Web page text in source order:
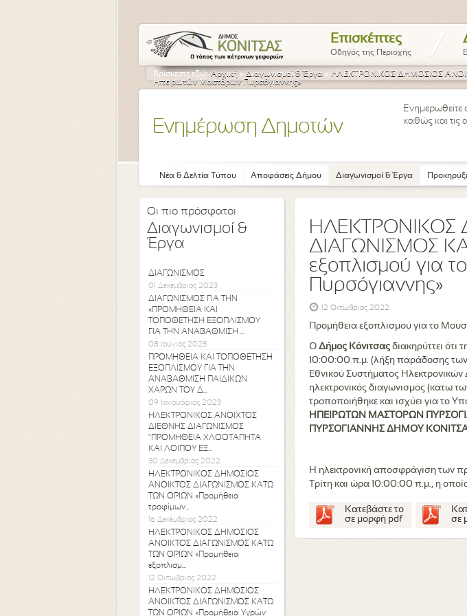
Επισκέπτες
Οδηγός της Περιοχής /
Βρίσκεστε εδώ:Αρχική » Διαγωνισμοί & Έργα » ΗΛΕΚΤΡΟΝΙΚΟΣ ΔΗΜΟΣΙΟΣ
Ηπειρωτών Μαστόρων Πυρσόγιαννης»
Ενημέρωση Δημοτών
Ενημερωθείτε
καθώς και τις
Νέα & Δελτία Τύπου Αποφάσεις Δήμου Διαγωνισμοί & Έργα
Οι πιο πρόσφατοι
Διαγωνισμοί &
Έργα
ΔΙΑΓΩΝΙΣΜΟΣ
01 Δεκέμβριος 2023
ΔΙΑΓΩΝΙΣΜΟΣ ΓΙΑ ΤΗΝ
«ΠΡΟΜΗΘΕΙΑ ΚΑΙ
ΤΟΠΟΘΕΤΗΣΗ ΕΞΟΠΛΙΣΜΟΥ
ΓΙΑ ΤΗΝ ΑΝΑΒΑΘΜΙΣΗ ...
08 Ιούνιος 2023
ΠΡΟΜΗΘΕΙΑ ΚΑΙ ΤΟΠΟΘΕΤΗΣΗ
ΕΞΟΠΛΙΣΜΟΥ ΓΙΑ ΤΗΝ
ΑΝΑΒΑΘΜΙΣΗ ΠΑΙΔΙΚΩΝ
ΧΑΡΩΝ ΤΟΥ Δ...
09 Ιανουάριος 2023
ΗΛΕΚΤΡΟΝΙΚΟΣ ΑΝΟΙΧΤΟΣ
ΔΙΕΘΝΗΣ ΔΙΑΓΩΝΙΣΜΟΣ
"ΠΡΟΜΗΘΕΙΑ ΧΛΟΟΤΑΠΗΤΑ
ΚΑΙ ΛΟΙΠΟΥ ΕΞ...
30 Δεκέμβριος 2022
ΗΛΕΚΤΡΟΝΙΚΟΣ ΔΗΜΟΣΙΟΣ
ΑΝΟΙΚΤΟΣ ΔΙΑΓΩΝΙΣΜΟΣ ΚΑΤΩ
ΤΩΝ ΟΡΙΩΝ «Προμήθεια
τροφίμων...
16 Δεκέμβριος 2022
ΗΛΕΚΤΡΟΝΙΚΟΣ ΔΗΜΟΣΙΟΣ
ΑΝΟΙΚΤΟΣ ΔΙΑΓΩΝΙΣΜΟΣ ΚΑΤΩ
ΤΩΝ ΟΡΙΩΝ «Προμήθεια
εξοπλισμ...
12 Οκτώβριος 2022
ΗΛΕΚΤΡΟΝΙΚΟΣ ΔΗΜΟΣΙΟΣ
ΑΝΟΙΚΤΟΣ ΔΙΑΓΩΝΙΣΜΟΣ ΚΑΤΩ
ΤΩΝ ΟΡΙΩΝ «Προμήθεια Yγρών
ΗΛΕΚΤΡΟΝΙΚΟΣ
ΔΙΑΓΩΝΙΣΜΟΣ
εξοπλισμού για
Πυρσόγιαννης»
12 Οκτώβριος 2022
Προμήθεια εξοπλισμού για το
Ο Δήμος Κόνιτσας διακηρύττει
10:00:00 π.μ. (λήξη παράδοσης των
Εθνικού Συστήματος
ηλεκτρονικός διαγωνισμός (κάτω
τροποποιήθηκε και ισχύει για το
ΗΠΕΙΡΩΤΩΝ ΜΑΣΤΟΡΩΝ
ΠΥΡΣΟΓΙΑΝΝΗΣ ΔΗΜΟΥ
Η ηλεκτρονική αποσφράγιση των
Τρίτη και ώρα 10:00:00 π.μ., η
Κατεβάστε το
σε μορφή pdf
σε